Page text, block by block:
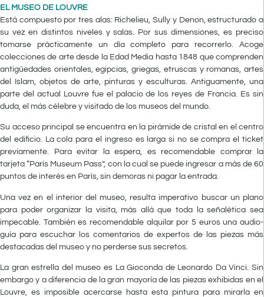
EL MUSEO DE LOUVRE
Está compuesto por tres alas: Richelieu, Sully y Denon, estructurado a
su vez en distintos niveles y salas. Por sus dimensiones, es preciso
tomarse prácticamente un día completo para recorrerlo. Acoge
colecciones de arte desde la Edad Media hasta 1848 que comprenden
antigüedades orientales, egipcias, griegas, etruscas y romanas, artes
del Islam, objetos de arte, pinturas y esculturas. Antiguamente, una
parte del actual Louvre fue el palacio de los reyes de Francia. Es sin
duda, el más célebre y visitado de los museos del mundo.
Su acceso principal se encuentra en la pirámide de cristal en el centro
del edificio. La cola para el ingreso es larga si no se compra el ticket
previamente. Para evitar la espera, es recomendable comprar la
tarjeta “París Museum Pass”, con la cual se puede ingresar a más de 60
puntos de interés en París, sin demoras ni pagar la entrada.
Una vez en el interior del museo, resulta imperativo buscar un plano
para poder organizar la visita, más allá que toda la señalética sea
impecable. También es recomendable alquilar por 5 euros una audio-
guía para escuchar los comentarios de expertos de las piezas más
destacadas del museo y no perderse sus secretos.
La gran estrella del museo es La Gioconda de Leonardo Da Vinci. Sin
embargo y a diferencia de la gran mayoría de las piezas exhibidas en el
Louvre, es imposible acercarse hasta esta pintura para mirarla en